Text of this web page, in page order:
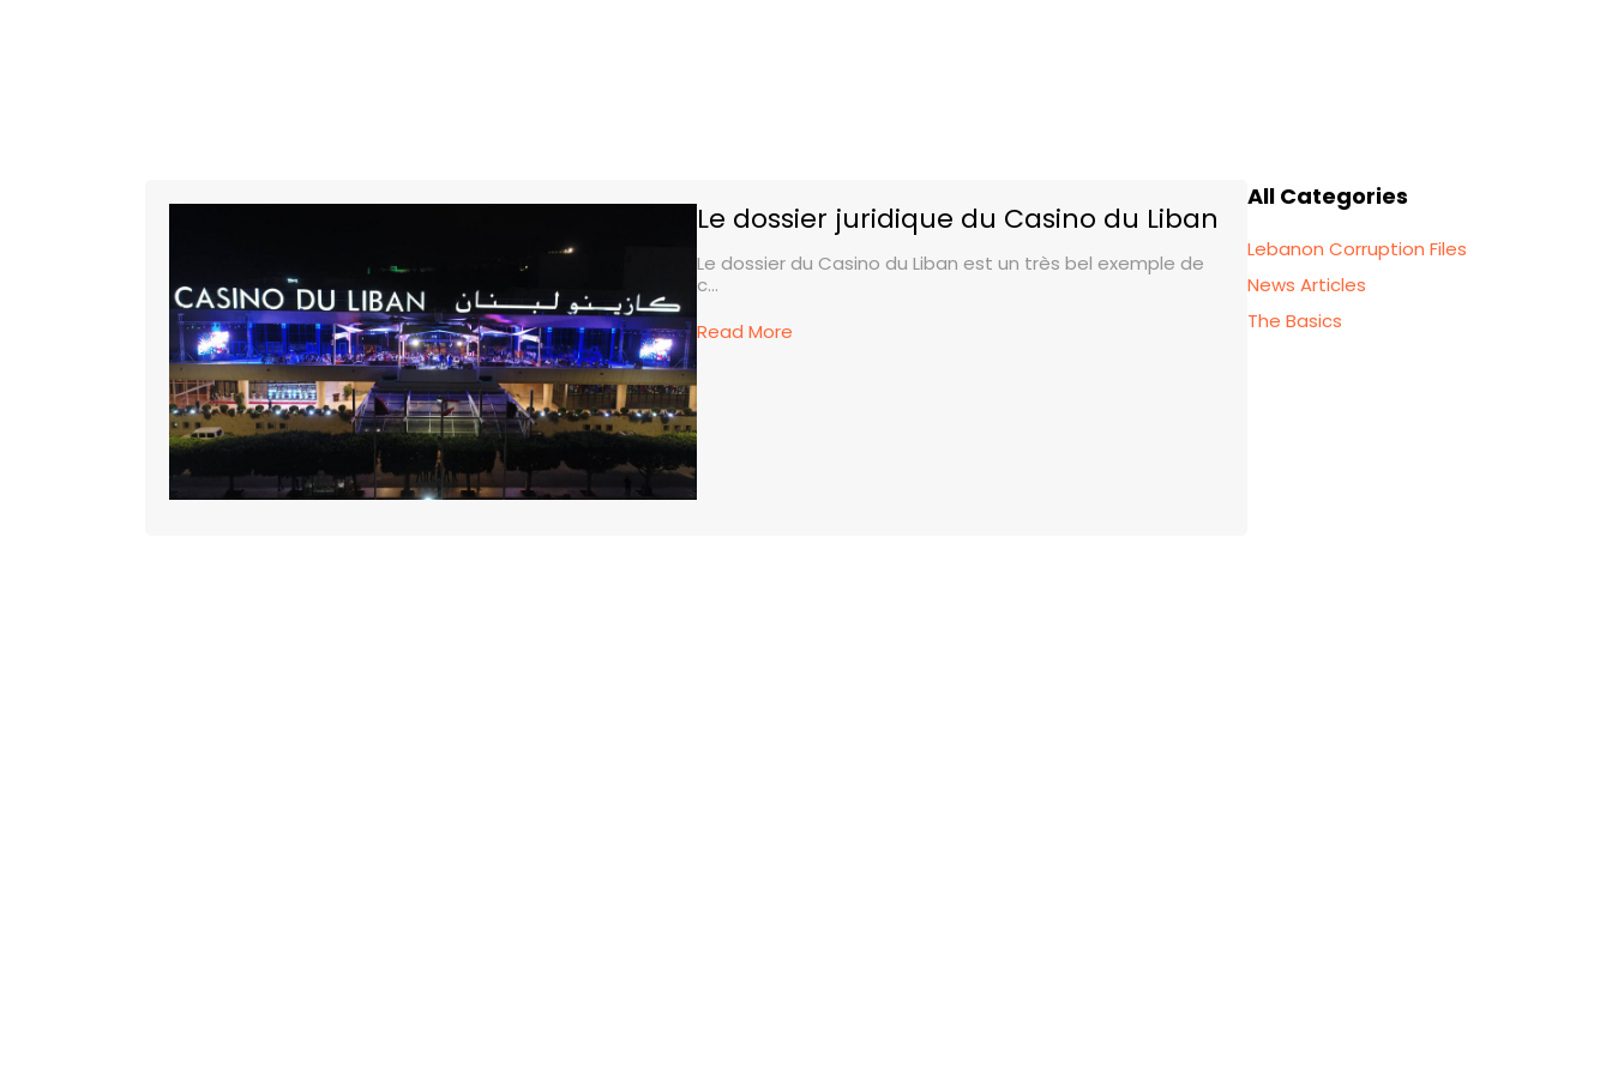
Le dossier juridique du Casino du Liban
Le dossier du Casino du Liban est un très bel exemple de
c...
Read More
All Categories
Lebanon Corruption Files
News Articles
The Basics